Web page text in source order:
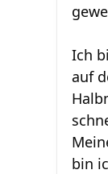
Ich
auf
bin